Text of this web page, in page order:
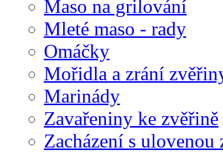
Maso na grilování
Mleté maso - rady
Omáčky
Mořidla a zrání
Marinády
Zavařeniny ke zvěřině
Zacházení s ulovenou